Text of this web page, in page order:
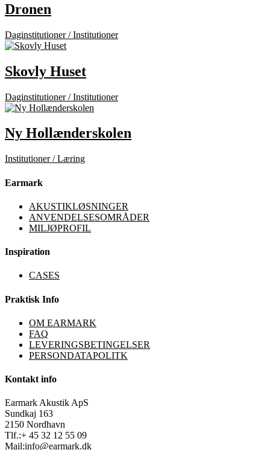
Dronen
Daginstitutioner / Institutioner
Skovly Huset
Daginstitutioner / Institutioner
Ny Hollænderskolen
Institutioner / Læring
Earmark
AKUSTIKLØSNINGER
ANVENDELSESOMRÅDER
MILJØPROFIL
Inspiration
CASES
Praktisk Info
OM EARMARK
FAQ
LEVERINGSBETINGELSER
PERSONDATAPOLITK
Kontakt info
Earmark Akustik ApS
Sundkaj 163
2150 Nordhavn
Tlf.:+ 45 32 12 55 09
Mail:info@earmark.dk